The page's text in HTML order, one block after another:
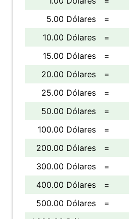
5.00 Dólares
=
10.00 Dólares
=
15.00 Dólares
=
20.00 Dólares
=
25.00 Dólares
=
50.00 Dólares
=
100.00 Dólares
=
200.00 Dólares
=
300.00 Dólares
=
400.00 Dólares
=
500.00 Dólares
=